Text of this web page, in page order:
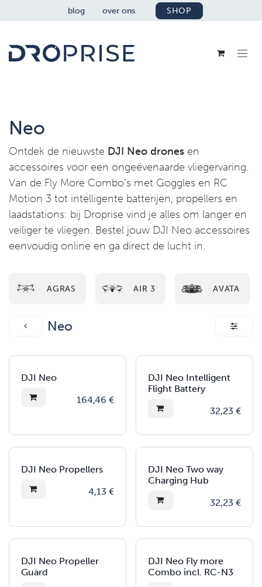
OVERSLAAN NAAR INHOUD
blog over ons SHOP
Neo
Ontdek de nieuwste DJI Neo drones en
accessoires voor een ongeëvenaarde vliegervaring.
Van de Fly More Combo’s met Goggles en RC
Motion 3 tot intelligente batterijen, propellers en
laadstations: bij Droprise vind je alles om langer en
veiliger te vliegen. Bestel jouw DJI Neo accessoires
eenvoudig online en ga direct de lucht in.
AGRAS AIR 3 AVATA
Neo
DJI Neo
164,46 €
DJI Neo Intelligent
Flight Battery
32,23 €
DJI Neo Propellers
4,13 €
DJI Neo Two way
Charging Hub
32,23 €
DJI Neo Propeller
Guard
DJI Neo Fly more
Combo incl. RC-N3